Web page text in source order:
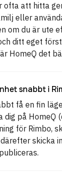
ofta att hitta
eller
om du är ute
ditt eget
HomeQ det
snabbt i
få en fin
dig på HomeQ
för Rimbo,
skicka